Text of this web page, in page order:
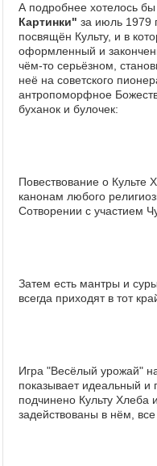
А подробнее хотелось
Картинки" за июль 1979
посвящён Культу, и в
оформленный и
чём-то серьёзном,
неё на советского
антропоморфное
буханок и булочек:
Повествование о Культе
канонам любого
Сотворении с участием
Затем есть мантры и
всегда приходят в тот
Игра "Весёлый урожай"
показывает идеальный и
подчинено Культу Хлеба
задействованы в нём,